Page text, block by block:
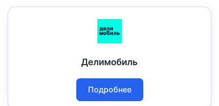
Делимобиль
Подробнее